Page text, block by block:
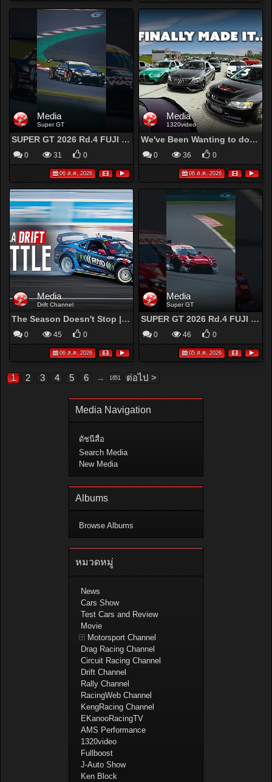
Media
Super GT
SUPER GT 2026 Rd.4 FUJI - #2 HYPER WATER INGING GR86 GT
0 31 0
06 ส.ค. 2026
Media
1320video
We've Been Wanting to do This For a Long Time..
0 36 0
06 ส.ค. 2026
Media
Drift Channel
The Season Doesn't Stop | Formula DRIFT Seattle | Aug 21-22
0 45 0
06 ส.ค. 2026
Media
Super GT
SUPER GT 2026 Rd.4 FUJI - #17 Astemo HRC PRELUDE-GT
0 46 0
05 ส.ค. 2026
1 2 3 4 5 6 → 1651 ต่อไป >
Media Navigation
ดัชนีสื่อ
Search Media
New Media
Albums
Browse Albums
หมวดหมู่
News
Cars Show
Test Cars and Review
Movie
Motorsport Channel
Drag Racing Channel
Circuit Racing Channel
Drift Channel
Rally Channel
RacingWeb Channel
KengRacing Channel
EKanooRacingTV
AMS Performance
1320video
Fullboost
J-Auto Show
Ken Block